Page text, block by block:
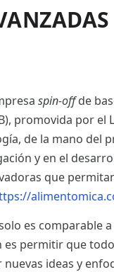
spin-offde
promovida por el
de la mano del
y en el
que
es comparable a
es permitir que
ideas y